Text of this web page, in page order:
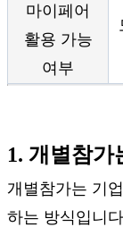
마이페어
활용 가능
여부
1. 개별참가
개별참가는 기
하는 방식입니